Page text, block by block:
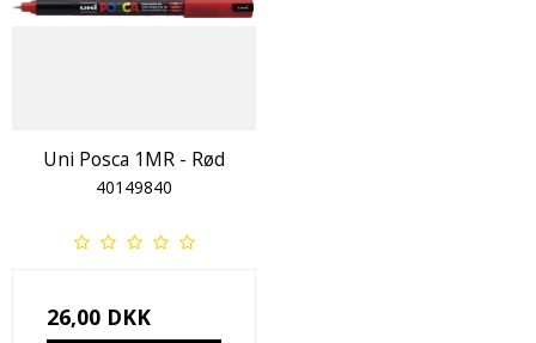
Uni Posca 1MR - Rød
40149840
26,00 DKK